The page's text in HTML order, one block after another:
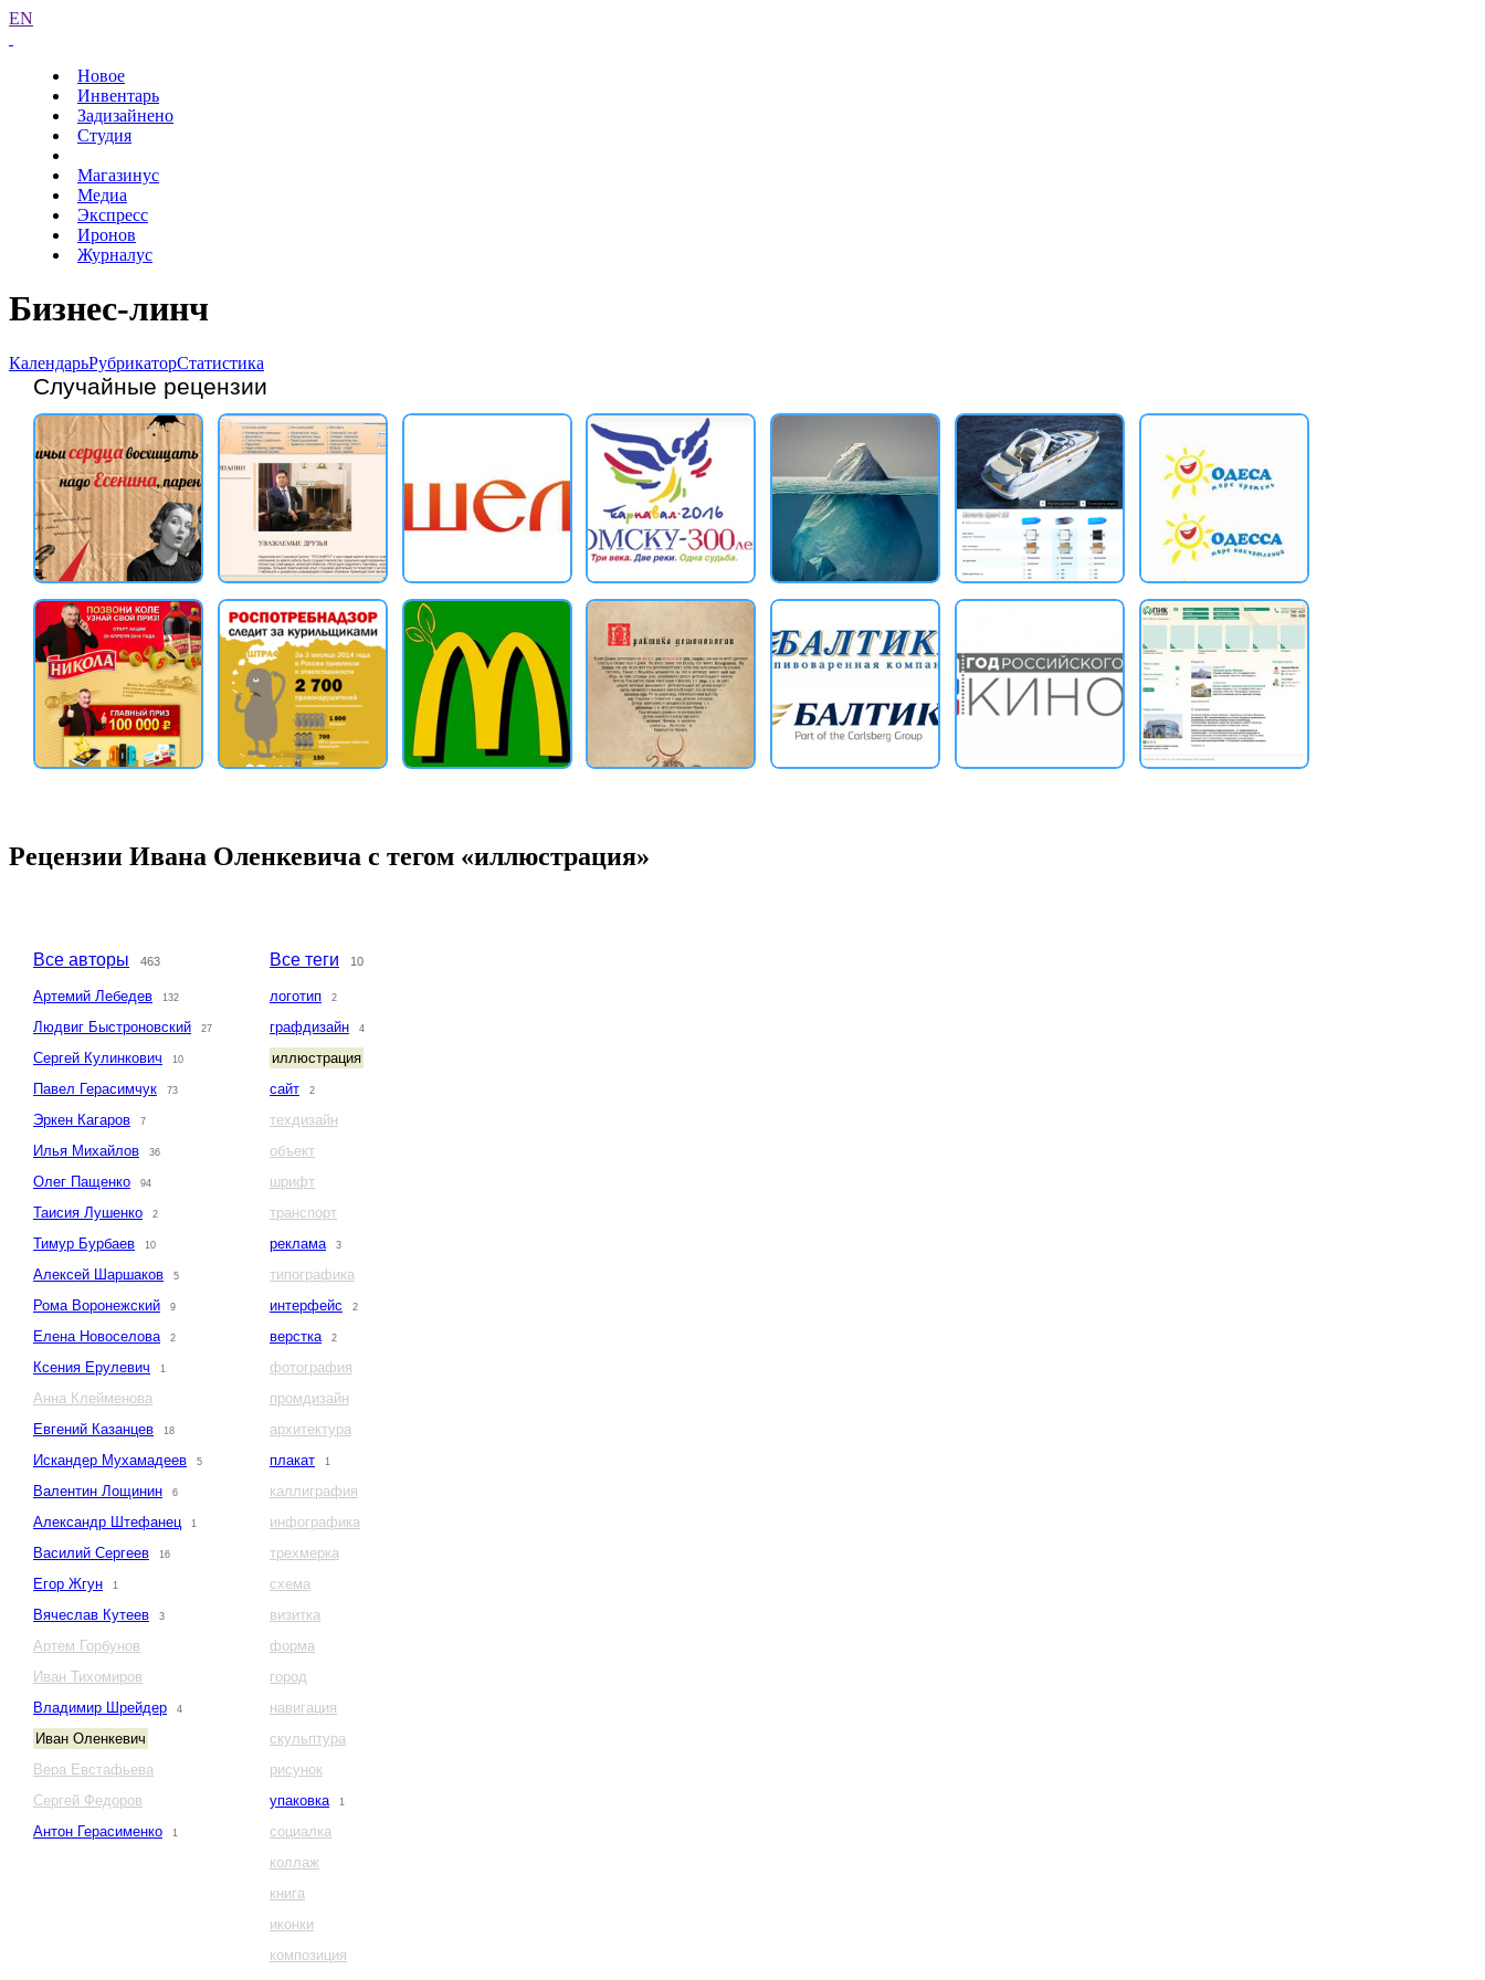
EN
Новое
Инвентарь
Задизайнено
Студия
Магазинус
Медиа
Экспресс
Иронов
Журналус
Бизнес-линч
КалендарьРубрикаторСтатистика
Случайные рецензии
Рецензии Ивана Оленкевича с тегом «иллюстрация»
Все авторы 463
Артемий Лебедев 132
Людвиг Быстроновский 27
Сергей Кулинкович 10
Павел Герасимчук 73
Эркен Кагаров 7
Илья Михайлов 36
Олег Пащенко 94
Таисия Лушенко 2
Тимур Бурбаев 10
Алексей Шаршаков 5
Рома Воронежский 9
Елена Новоселова 2
Ксения Ерулевич 1
Анна Клейменова
Евгений Казанцев
18
Искандер Мухамадеев 5
Валентин Лощинин 6
Александр Штефанец 1
Василий Сергеев 16
Егор Жгун 1
Вячеслав Кутеев 3
Артем Горбунов
Иван Тихомиров
Владимир Шрейдер
4
Иван Оленкевич
Вера Евстафьева
Сергей Федоров
Антон Герасименко
1
Все теги 10
логотип 2
графдизайн 4
иллюстрация
сайт
2
техдизайн
объект
шрифт
транспорт
реклама
3
типографика
интерфейс
2
верстка 2
фотография
промдизайн
архитектура
плакат
1
каллиграфия
инфографика
трехмерка
схема
визитка
форма
город
навигация
скульптура
рисунок
упаковка
1
социалка
коллаж
книга
иконки
композиция